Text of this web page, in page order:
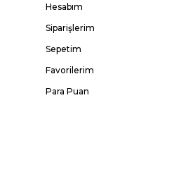
Hesabım
Siparişlerim
Sepetim
Favorilerim
Para Puan